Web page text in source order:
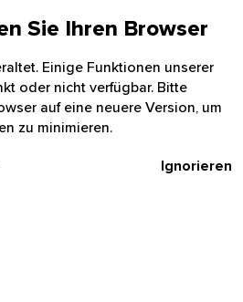
Sie Ihren Browser
Einige Funktionen unserer
oder nicht verfügbar. Bitte
auf eine neuere Version, um
zu minimieren.
Ignorieren